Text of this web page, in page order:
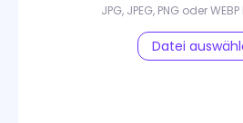
JPG, JPEG, PNG oder
Datei